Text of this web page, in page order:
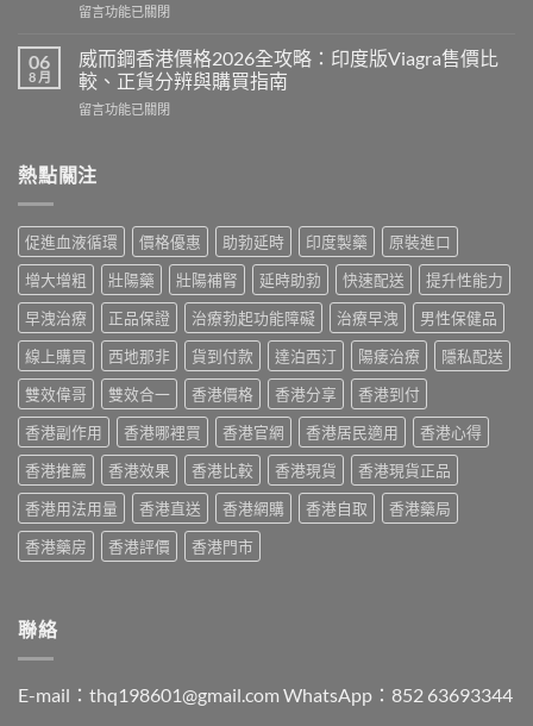
一
低
劑
療
果、
用
與
香
港
購
買
指
南〉
中
群
功
效
2026：
成
果、
與
香
港
購
買
指
南〉
中
在
P-
Force
評
價
度
偉
哥
效
果、
副
作
用
與
香
港
購
買
指
南〉
中
留言功能已關閉
06
8 月
威而鋼香港價格2026全攻略：印度版Viagra售價比
較、正貨分辨與購買指南
在
鋼
香
價
格
2026
全
攻
略：
印
度
版
Viagra
售
價
比
較、
正
貨
分
中
留言功能已關閉
熱點關注
促進血液循環 價格優惠 助勃延時 印度製藥
原裝進口
增大增粗
壯陽藥 壯陽補腎 延時助勃 快速配送
提升性能力
早洩治療
正品保證 治療勃起功能障礙 治療早洩
男性保健品
線上購買
西地那非 貨到付款 達泊西汀 陽痿治療
隱私配送
雙效偉哥
雙效合一 香港價格 香港分享
香港到付
香港副作用
香港哪裡買 香港官網 香港居民適用
香港心得
香港推薦
香港效果 香港比較 香港現貨
香港現貨正品
香港用法用量
香港直送 香港網購 香港自取
香港藥局
香港藥房
香港評價 香港門市
聯絡
E-mail： thq198601@gmail.com WhatsApp：852 63693344